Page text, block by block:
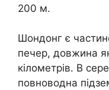
200 м.
Шондонг є
печер, довжина
кілометрів. В
повноводна